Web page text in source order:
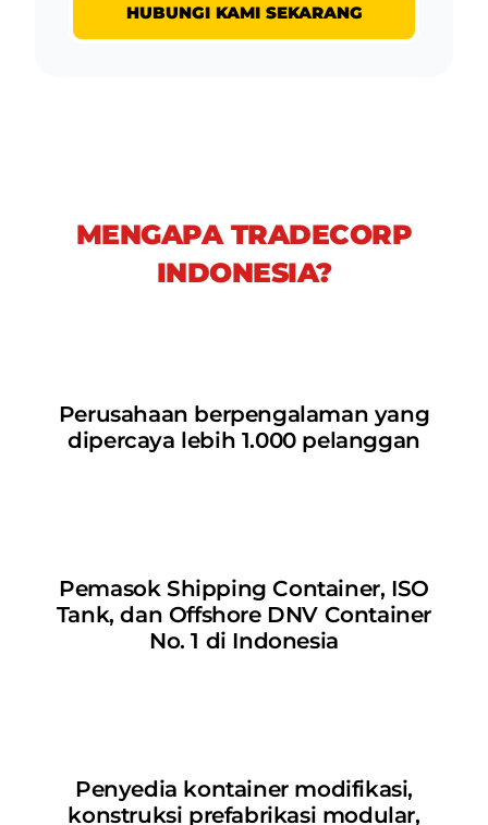
HUBUNGI KAMI SEKARANG
MENGAPA TRADECORP
INDONESIA?
Perusahaan berpengalaman yang
dipercaya lebih 1.000 pelanggan
Pemasok Shipping Container, ISO
Tank, dan Offshore DNV Container
No. 1 di Indonesia
Penyedia kontainer modifikasi,
konstruksi prefabrikasi modular,